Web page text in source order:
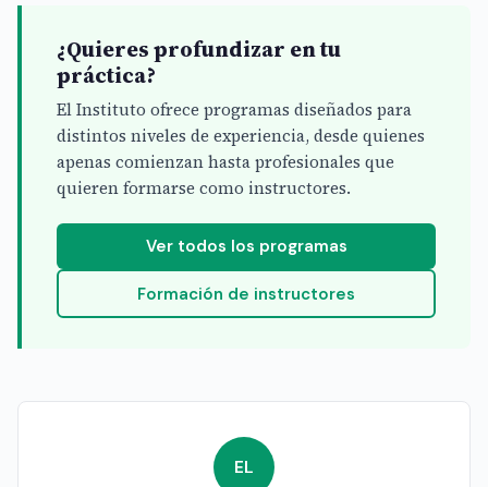
¿Quieres profundizar en tu
práctica?
El Instituto ofrece programas diseñados para
distintos niveles de experiencia, desde quienes
apenas comienzan hasta profesionales que
quieren formarse como instructores.
Ver todos los programas
Formación de instructores
EL